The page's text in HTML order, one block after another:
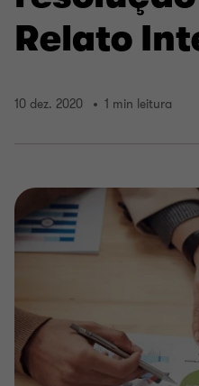
Relato
10 dez. 2020 1 min leitura